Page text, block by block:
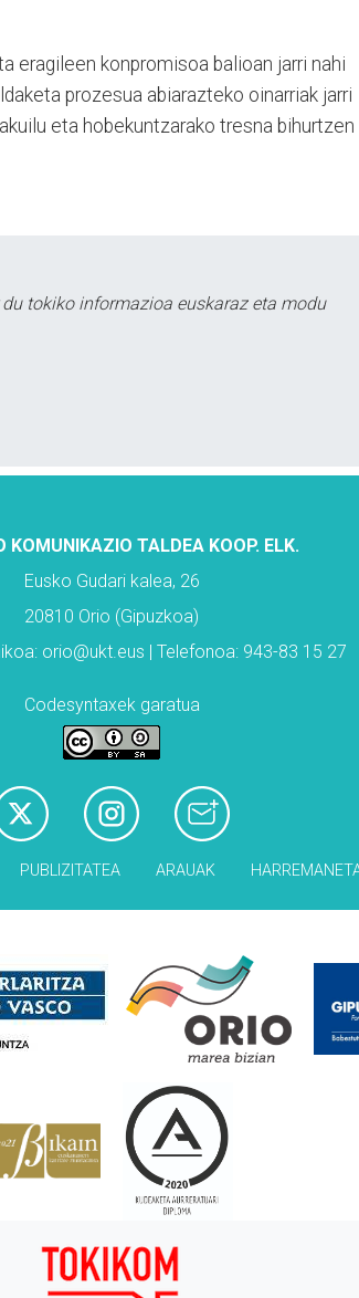
eragileen konpromisoa balioan jarri nahi
prozesua abiarazteko oinarriak jarri
eta hobekuntzarako tresna bihurtzen
tokiko informazioa euskaraz eta modu
KOMUNIKAZIO TALDEA KOOP. ELK.
Eusko Gudari kalea, 26
20810 Orio (Gipuzkoa)
orio@ukt.eus | Telefonoa: 943-83 15 27
Codesyntaxek garatua
PUBLIZITATEA ARAUAK